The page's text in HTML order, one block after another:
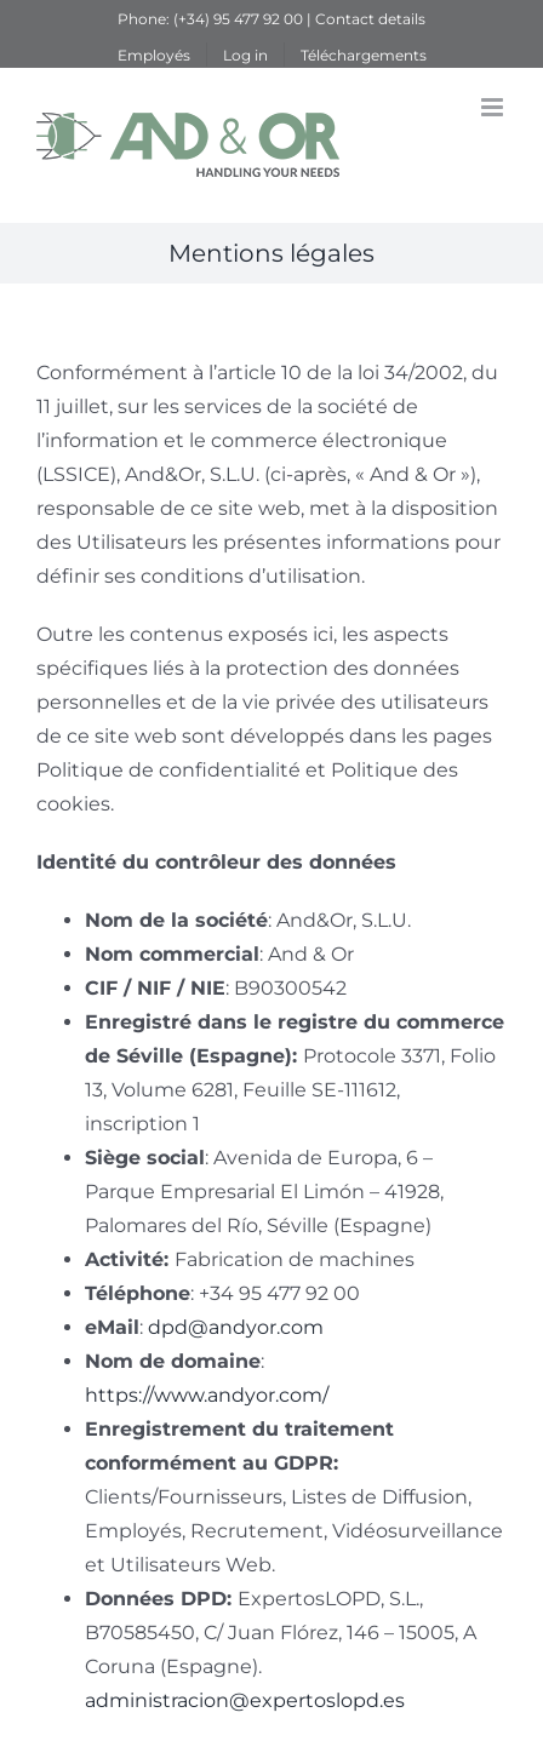
Phone: (+34) 95 477 92 00 | Contact details
Employés
Log in Téléchargements
Mentions légales
Conformément à l’article 10 de la loi 34/2002, du
11 juillet, sur les services de la société de
l’information et le commerce électronique
(LSSICE), And&Or, S.L.U. (ci-après, « And & Or »),
responsable de ce site web, met à la disposition
des Utilisateurs les présentes informations pour
définir ses conditions d’utilisation.
Outre les contenus exposés ici, les aspects
spécifiques liés à la protection des données
personnelles et de la vie privée des utilisateurs
de ce site web sont développés dans les pages
Politique de confidentialité et Politique des
cookies.
Identité du contrôleur des données
Nom de la société: And&Or, S.L.U.
Nom commercial : And & Or
CIF / NIF / NIE: B90300542
Enregistré dans le registre du commerce
de Séville (Espagne): Protocole 3371, Folio
13, Volume 6281, Feuille SE-111612,
inscription 1
Siège social : Avenida de Europa, 6 –
Parque Empresarial El Limón – 41928,
Palomares del Río, Séville (Espagne)
Activité: Fabrication de machines
Téléphone: +34 95 477 92 00
eMail : dpd@andyor.com
Nom de domaine:
https://www.andyor.com/
Enregistrement du traitement
conformément au GDPR:
Clients/Fournisseurs, Listes de Diffusion,
Employés, Recrutement, Vidéosurveillance
et Utilisateurs Web.
Données DPD: ExpertosLOPD, S.L.,
B70585450, C/ Juan Flórez, 146 – 15005, A
Coruna (Espagne).
administracion@expertoslopd.es